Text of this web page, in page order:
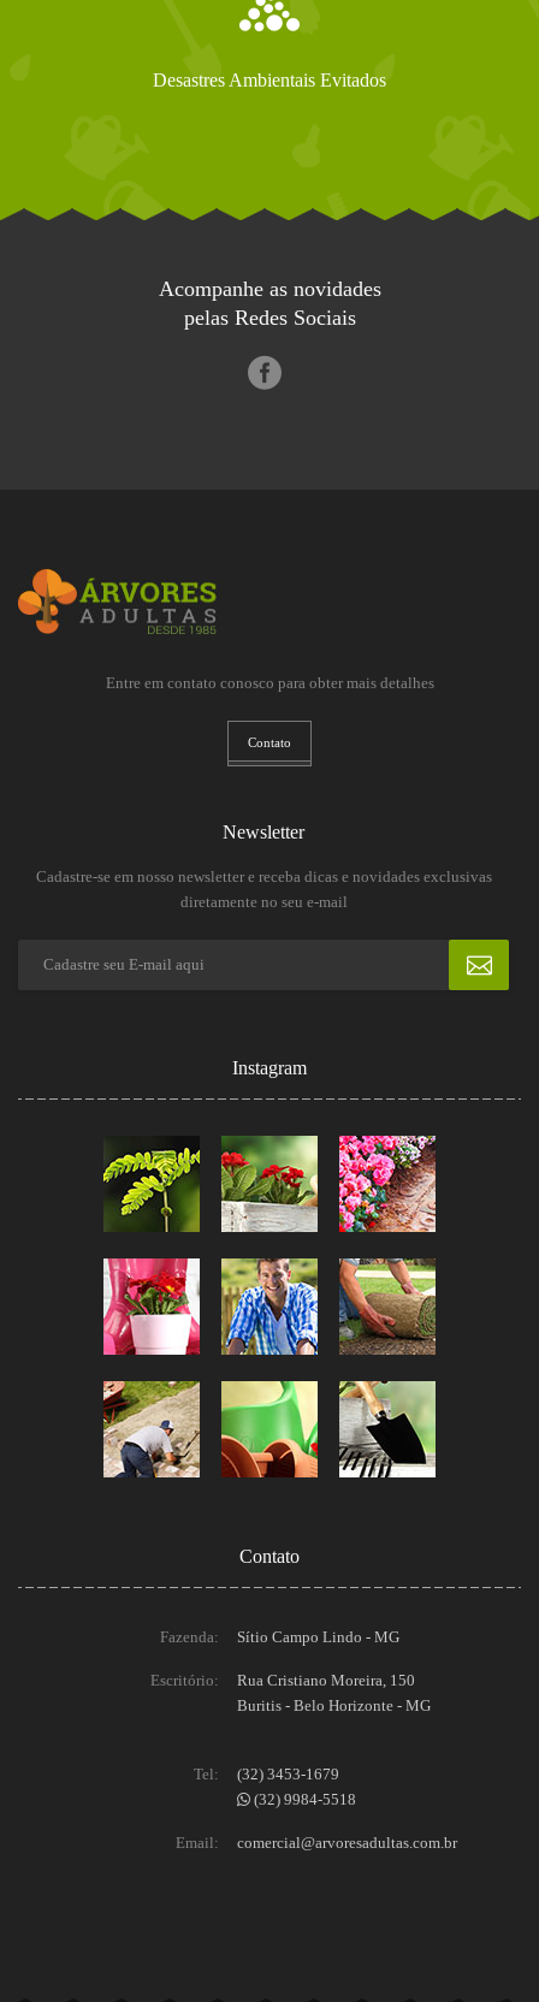
Desastres Ambientais Evitados
Acompanhe as novidades
pelas Redes Sociais
Entre em contato conosco para obter mais detalhes
Contato
Newsletter
Cadastre-se em nosso newsletter e receba dicas e novidades exclusivas
diretamente no seu e-mail
Instagram
Contato
Fazenda: Sítio Campo Lindo - MG
Escritório:
Rua Cristiano Moreira, 150
Buritis - Belo Horizonte - MG
Tel:
(32) 3453-1679
(32) 9984-5518
Email: comercial@arvoresadultas.com.br